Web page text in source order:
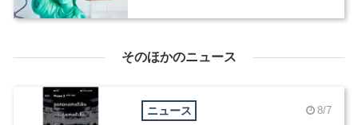
そのほかのニュース
ニュース 8/7